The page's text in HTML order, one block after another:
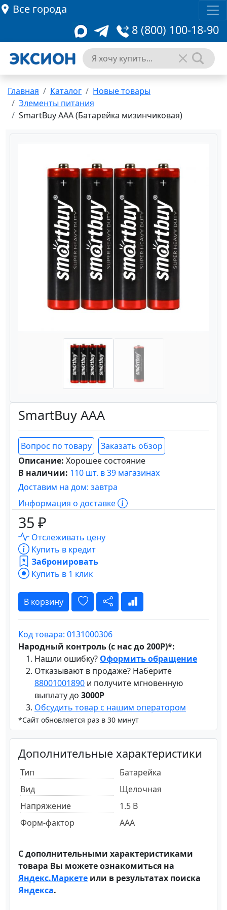
Все города
8 (800) 100-18-90
Главная Каталог
Новые товары
Элементы питания
SmartBuy AAA (Батарейка мизинчиковая)
SmartBuy AAA
Вопрос по товару
Заказать обзор
Описание: Хорошее состояние
В наличии: 110 шт. в 39 магазинах
Доставим на дом: завтра
Информация о доставке
35 ₽
Отслеживать цену
Купить в кредит
Забронировать
Купить в 1 клик
В корзину
Код товара: 0131000306
Народный контроль (с нас до 200Р)*:
Нашли ошибку? Оформить обращение
Отказывают в продаже? Наберите
88001001890 и получите мгновенную
выплату до 3000Р
Обсудить товар с нашим оператором
*Сайт обновляется раз в 30 минут
Дополнительные характеристики
Тип
Батарейка
Вид
Щелочная
Напряжение
1.5 В
Форм-фактор
AAA
С дополнительными характеристиками
товара Вы можете ознакомиться на
Яндекс.Маркете или в результатах поиска
Яндекса.